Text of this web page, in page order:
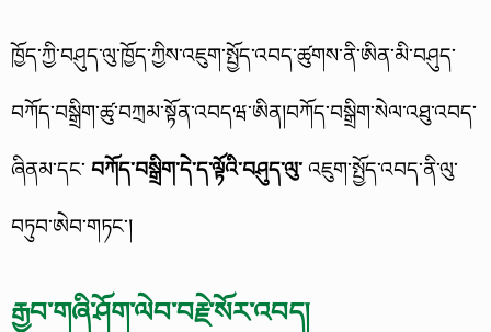
ཁྱོད་ཀྱི་བཤུད་ལུ་ཁྱོད་ཀྱིས་འཇུག་སྤྱོད་འབད་ཚུགས་ནི་ཨིན་མི་བཤུད་
བཀོད་བསྒྲིག་ཚུ་བཀྲམ་སྟོན་འབདཝ་ཨིན།བཀོད་བསྒྲིག་སེལ་འཐུ་འབད་
ཞིནམ་དང་ བཀོད་བསྒྲིག་དེ་ད་ལྟོའི་བཤུད་ལུ་ འཇུག་སྤྱོད་འབད་ནི་ལུ་
བཏུབ་ཨེབ་གཏང་།
རྒྱབ་གཞི་ཤོག་ལེབ་བརྗེ་སོར་འབད།